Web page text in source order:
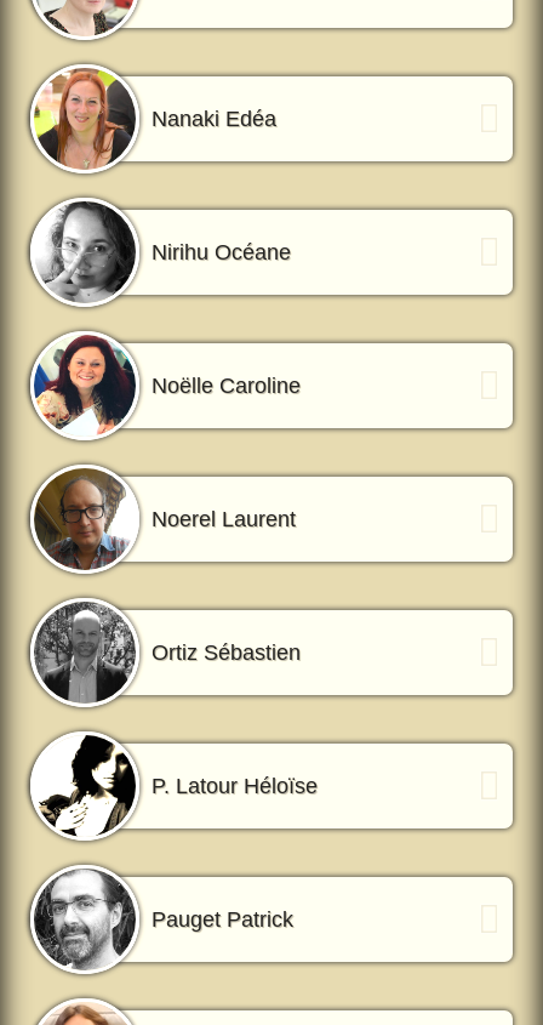
Nanaki Edéa
Nirihu Océane
Noëlle Caroline
Noerel Laurent
Ortiz Sébastien
P. Latour Héloïse
Pauget Patrick